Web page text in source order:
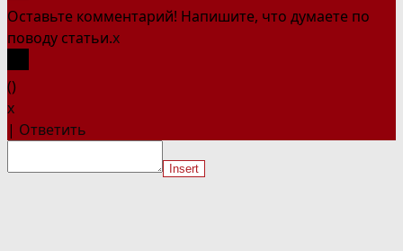
Оставьте комментарий! Напишите, что думаете по
поводу статьи.x
()
x
| Ответить
Insert